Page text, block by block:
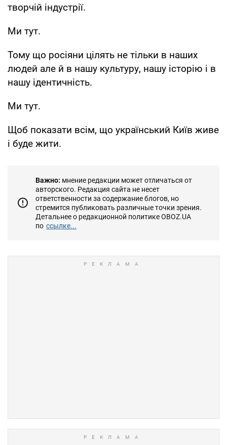
творчій індустрії.
Ми тут.
Тому що росіяни цілять не тільки в наших
людей але й в нашу культуру, нашу історію і в
нашу ідентичність.
Ми тут.
Щоб показати всім, що український Київ живе
і буде жити.
Важно: мнение редакции может отличаться от
авторского. Редакция сайта не несет
ответственности за содержание блогов, но
стремится публиковать различные точки зрения.
Детальнее о редакционной политике OBOZ.UA
по ссылке...